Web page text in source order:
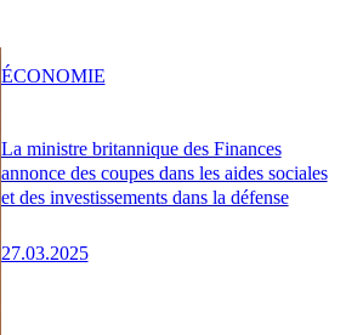
La ministre britannique des Finances
annonce des coupes dans les aides sociales
et des investissements dans la défense
27.03.2025
ÉCONOMIE